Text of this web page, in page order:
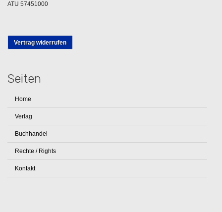
ATU 57451000
Vertrag widerrufen
Seiten
Home
Verlag
Buchhandel
Rechte / Rights
Kontakt